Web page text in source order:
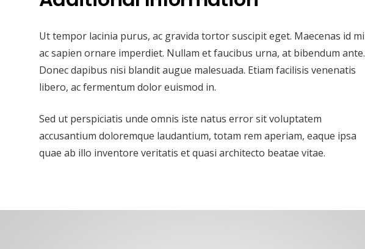
Ut tempor lacinia purus, ac gravida tortor suscipit eget. Maecenas id mi
ac sapien ornare imperdiet. Nullam et faucibus urna, at bibendum ante.
Donec dapibus nisi blandit augue malesuada. Etiam facilisis venenatis
libero, ac fermentum dolor euismod in.
Sed ut perspiciatis unde omnis iste natus error sit voluptatem
accusantium doloremque laudantium, totam rem aperiam, eaque ipsa
quae ab illo inventore veritatis et quasi architecto beatae vitae.